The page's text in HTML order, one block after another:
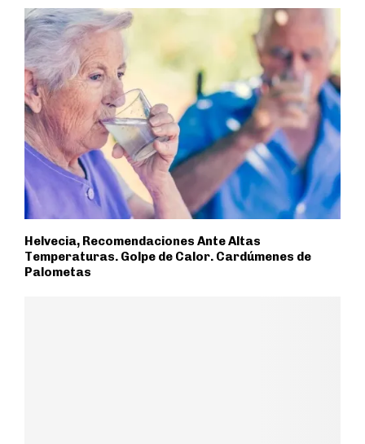
Helvecia, Recomendaciones Ante Altas
Temperaturas. Golpe de Calor. Cardúmenes de
Palometas